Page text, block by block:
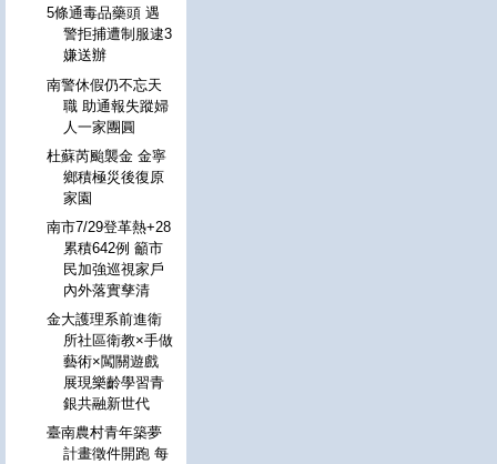
5條通毒品藥頭 遇
警拒捕遭制服逮3
嫌送辦
南警休假仍不忘天
職 助通報失蹤婦
人一家團圓
杜蘇芮颱襲金 金寧
鄉積極災後復原
家園
南市7/29登革熱+28
累積642例 籲市
民加強巡視家戶
內外落實孳清
金大護理系前進衛
所社區衛教×手做
藝術×闖關遊戲
展現樂齡學習青
銀共融新世代
臺南農村青年築夢
計畫徵件開跑 每